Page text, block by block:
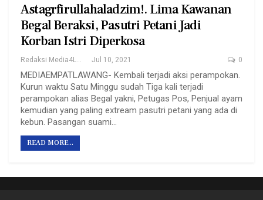
Astagrfirullahaladzim!. Lima Kawanan
Begal Beraksi, Pasutri Petani Jadi
Korban Istri Diperkosa
Jul 10, 2021 0
MEDIAEMPATLAWANG- Kembali terjadi aksi perampokan.
Kurun waktu Satu Minggu sudah Tiga kali terjadi
perampokan alias Begal yakni, Petugas Pos, Penjual ayam
kemudian yang paling extream pasutri petani yang ada di
kebun. Pasangan suami…
READ MORE...